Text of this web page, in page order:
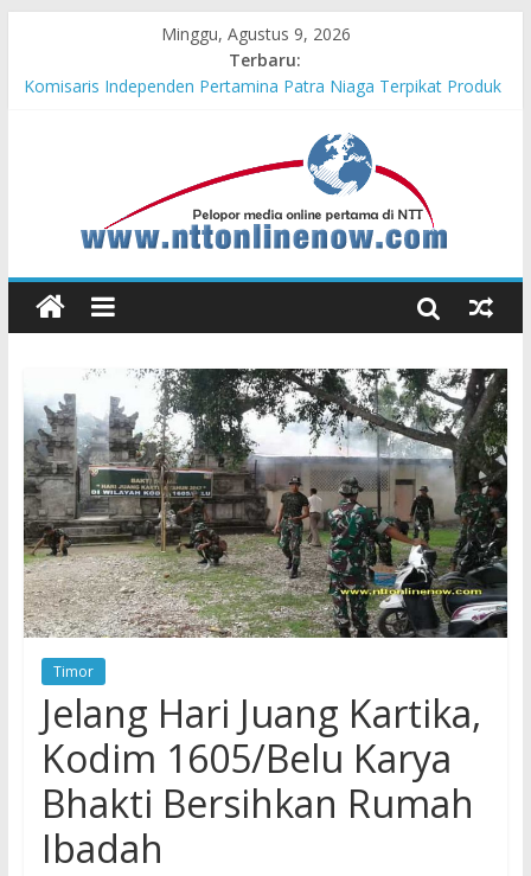
Minggu, Agustus 9, 2026
Terbaru:
Dukung Ketahanan Pangan Lokal, PLN Kupang Pasok Listrik
Industri Penyimpanan Ayam Beku, Jelang Peringatan HUT RI
Komisaris Independen Pertamina Patra Niaga Terpikat Produk
UMKM Mitra Binaan dengan Sentuhan Kemanusiaan dan
Konsisten Berprestasi, MPM Honda Jatim Borong 8 Gelar di
Kolaborasi BNPP-Imigrasi Atambua Gelar Eazy Passport di
PLBN Motamasin
Momen HUT ke-81 RI dan Hormati Jasa Pahlawan, Imigrasi
Atambua Gelar Jumat Bersih di TMP Seroja
Timor
Jelang Hari Juang Kartika,
Kodim 1605/Belu Karya
Bhakti Bersihkan Rumah
Ibadah